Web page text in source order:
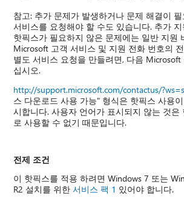
참고: 추가 문제가 발생하거나 문제 해결이
서비스를 요청해야 할 수도 있습니다. 추가
핫픽스가 필요하지 않은 문제에는 일반 지원
Microsoft 고객 서비스 및 지원 전화 번호의
별도 서비스 요청을 만들려면, 다음
십시오.
http://support.microsoft.com/contactus/
스 다운로드 사용 가능" 형식은 핫픽스 사용
시합니다. 사용자 언어가 표시되지 않는 것은
로 사용할 수 없기 때문입니다.
전제 조건
이 핫픽스를 적용 하려면 Windows 7 또는
R2 설치를 위한서비스 팩 1 있어야 합니다.